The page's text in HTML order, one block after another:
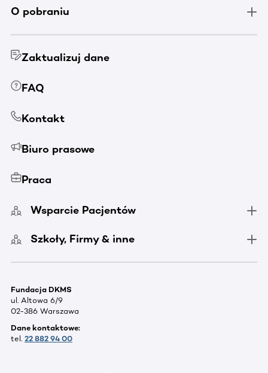
O pobraniu
Zaktualizuj dane
FAQ
Kontakt
Biuro prasowe
Praca
Wsparcie Pacjentów
Szkoły, Firmy & inne
Fundacja DKMS
ul. Altowa 6/9
02-386 Warszawa
Dane kontaktowe:
tel. 22 882 94 00